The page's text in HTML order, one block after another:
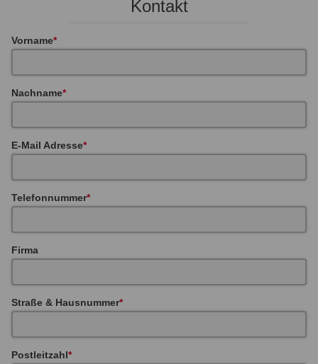
Kontakt
Vorname
Nachname
E-Mail Adresse
Telefonnummer
Firma
Straße & Hausnummer
Postleitzahl